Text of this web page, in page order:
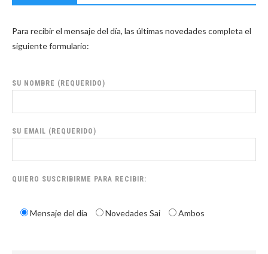
Para recibir el mensaje del día, las últimas novedades completa el
siguiente formulario:
SU NOMBRE (REQUERIDO)
SU EMAIL (REQUERIDO)
QUIERO SUSCRIBIRME PARA RECIBIR:
Mensaje del día Novedades Sai Ambos